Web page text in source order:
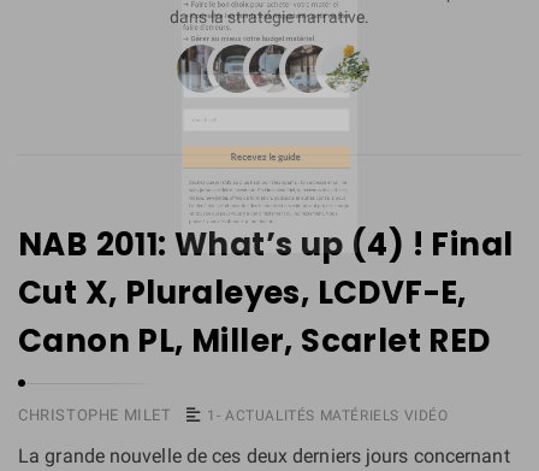
dans la stratégie narrative.
NAB 2011: What’s up (4) ! Final
Cut X, Pluraleyes, LCDVF-E,
Canon PL, Miller, Scarlet RED
CHRISTOPHE MILET 1- ACTUALITÉS MATÉRIELS VIDÉO
La grande nouvelle de ces deux derniers jours concernant
Gérer au mieux votre budget matériel
Recevez le guide
sera jamais cédée ni revendue. En t'inscrivant ici, tu recevras des articles,